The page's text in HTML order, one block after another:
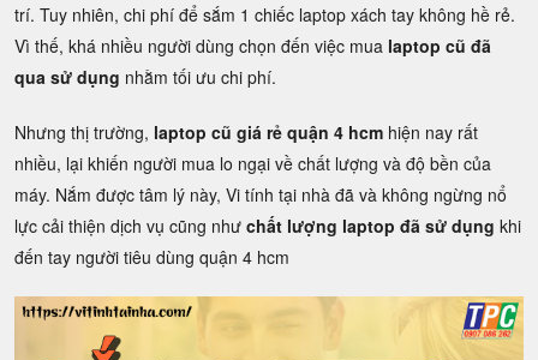
trí. Tuy nhiên, chi phí để sắm 1 chiếc laptop xách tay không hề rẻ.
Vì thế, khá nhiều người dùng chọn đến việc mua laptop cũ đã
qua sử dụng nhằm tối ưu chi phí.
Nhưng thị trường, laptop cũ giá rẻ quận 4 hcm hiện nay rất
nhiều, lại khiến người mua lo ngại về chất lượng và độ bền của
máy. Nắm được tâm lý này, Vi tính tại nhà đã và không ngừng nổ
lực cải thiện dịch vụ cũng như chất lượng laptop đã sử dụng khi
đến tay người tiêu dùng quận 4 hcm